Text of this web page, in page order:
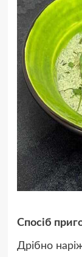
Спосіб
Дрібно